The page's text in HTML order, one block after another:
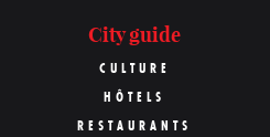
City guide
CULTURE
HÔTELS
RESTAURANTS